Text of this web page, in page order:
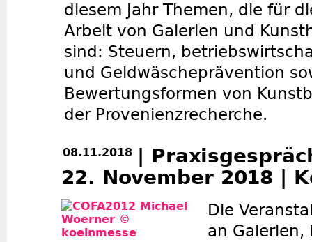
diesem Jahr Themen, die für
Arbeit von Galerien und
sind: Steuern,
und Geldwäscheprävention
Bewertungsformen von
der Provenienzrecherche.
08.11.2018 |
22. November 2018 |
Die
an Galerien,